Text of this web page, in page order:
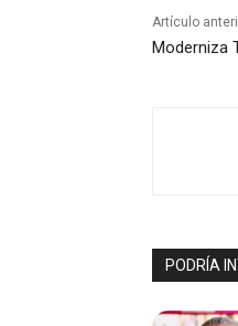
Artículo
Moderniza
PODRÍA